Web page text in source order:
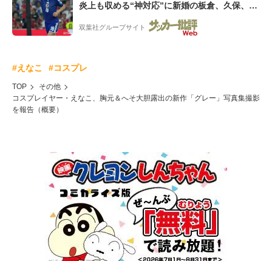
炎上も収める“神対応”に新婚の板倉、久保、長
友夫妻も続々エール!
双葉社グループサイト
#えなこ #コスプレ
TOP
その他
コスプレイヤー・えなこ、胸元＆へそ大胆露出の新作「グレー」写真集撮影
を報告（概要）